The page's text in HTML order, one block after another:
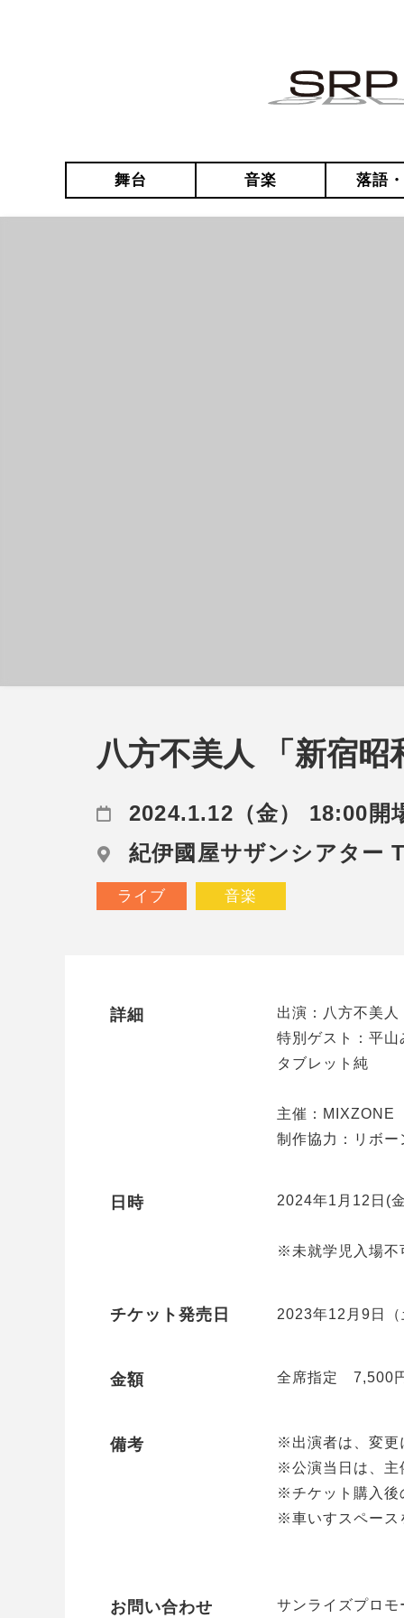
舞台 音楽 落語
八方不美人 「新宿
2024.1.12（金） 18:00開
紀伊國屋サザンシアター
ライブ 音楽
詳細
出演：八方不美人
特別ゲスト：平
タブレット純
主催：MIXZONE
制作協力：リボ
日時 2024年1月12日
※未就学児入場不
チケット発売日 2023年12月9日
金額 全席指定 7,500
備考
※出演者は、変更
※公演当日は、主
※チケット購入後
※車いすスペース
お問い合わせ サンライズプロ